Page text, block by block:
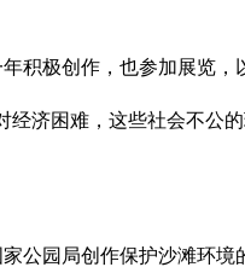
积极创作，也参加展览
济困难，这些社会不公
公园局创作保护沙滩环